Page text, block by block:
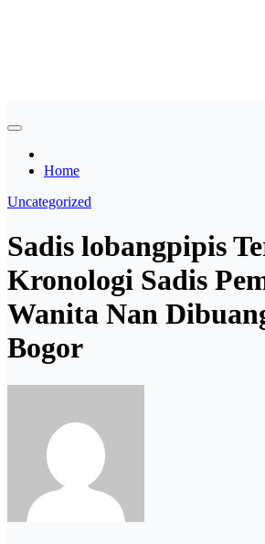
Home
Uncategorized
Sadis lobangpipis
Kronologi Sadis
Wanita Nan
Bogor